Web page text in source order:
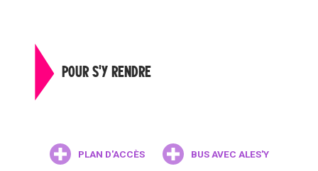
POUR S'Y RENDRE
PLAN D'ACCÈS BUS AVEC ALES'Y